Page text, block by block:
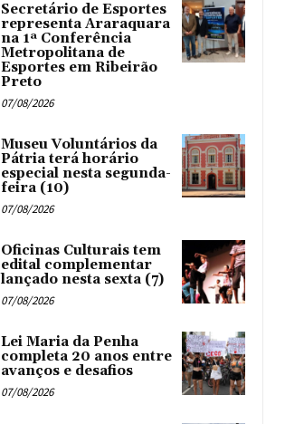
Secretário de Esportes
representa Araraquara
na 1ª Conferência
Metropolitana de
Esportes em Ribeirão
Preto
07/08/2026
Museu Voluntários da
Pátria terá horário
especial nesta segunda-
feira (10)
07/08/2026
Oficinas Culturais tem
edital complementar
lançado nesta sexta (7)
07/08/2026
Lei Maria da Penha
completa 20 anos entre
avanços e desafios
07/08/2026